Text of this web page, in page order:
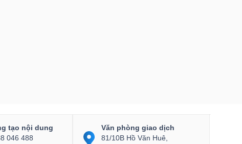
tạo nội dung
046 488
Văn phòng giao dịch
81/10B Hồ Văn Huê,